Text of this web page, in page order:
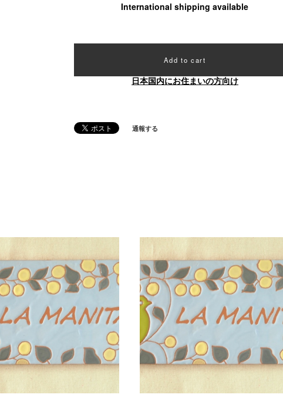
International shipping available
Add to cart
日本国内にお住まいの方向け
通報する